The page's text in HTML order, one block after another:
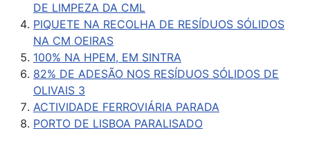
DE LIMPEZA DA CML
PIQUETE NA RECOLHA DE RESÍDUOS SÓLIDOS
NA CM OEIRAS
100% NA HPEM, EM SINTRA
82% DE ADESÃO NOS RESÍDUOS SÓLIDOS DE
OLIVAIS 3
ACTIVIDADE FERROVIÁRIA PARADA
PORTO DE LISBOA PARALISADO